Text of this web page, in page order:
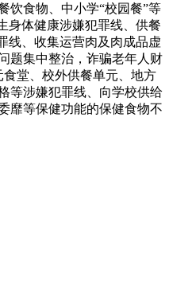
饮食物、中小学“校园餐”等
身体健康涉嫌犯罪线、供餐
线、收集运营肉及肉成品虚
题集中整治，诈骗老年人财
堂、校外供餐单元、地方
等涉嫌犯罪线、向学校供给
靡等保健功能的保健食物不